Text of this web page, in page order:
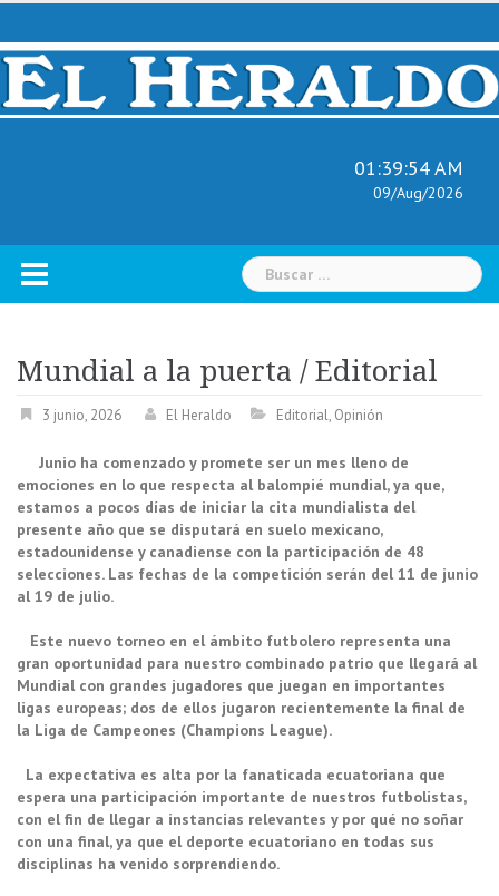
Skip
content
01:39:55 AM
09/Aug/2026
Buscar:
Mundial a la puerta / Editorial
3 junio, 2026 El Heraldo Editorial, Opinión
Junio ha comenzado y promete ser un mes lleno de
emociones en lo que respecta al balompié mundial, ya que,
estamos a pocos días de iniciar la cita mundialista del
presente año que se disputará en suelo mexicano,
estadounidense y canadiense con la participación de 48
selecciones. Las fechas de la competición serán del 11 de junio
al 19 de julio.
Este nuevo torneo en el ámbito futbolero representa una
gran oportunidad para nuestro combinado patrio que llegará al
Mundial con grandes jugadores que juegan en importantes
ligas europeas; dos de ellos jugaron recientemente la final de
la Liga de Campeones (Champions League).
La expectativa es alta por la fanaticada ecuatoriana que
espera una participación importante de nuestros futbolistas,
con el fin de llegar a instancias relevantes y por qué no soñar
con una final, ya que el deporte ecuatoriano en todas sus
disciplinas ha venido sorprendiendo.